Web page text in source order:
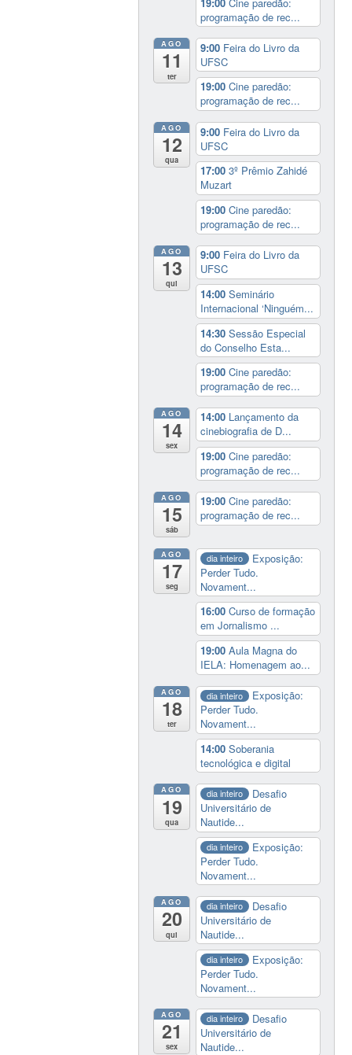
programação de rec...
AGO
11
ter
9:00 Feira do Livro da
UFSC
19:00Cine paredão:
programação de rec...
AGO
12
qua
9:00 Feira do Livro da
UFSC
17:003º Prêmio Zahidé
Muzart
19:00Cine paredão:
programação de rec...
AGO
13
qui
9:00 Feira do Livro da
UFSC
14:00Seminário
Internacional ‘Ninguém...
14:30Sessão Especial
do Conselho Esta...
19:00Cine paredão:
programação de rec...
AGO
14
sex
14:00 Lançamento da
cinebiografia de D...
19:00Cine paredão:
programação de rec...
AGO
15
sáb
19:00Cine paredão:
programação de rec...
AGO
17
seg
dia inteiro
Exposição:
Perder Tudo.
Novament...
16:00Curso de formação
em Jornalismo ...
19:00Aula Magna do
IELA: Homenagem ao...
AGO
18
ter
dia inteiro
Exposição:
Perder Tudo.
Novament...
14:00Soberania
tecnológica e digital
AGO
19
qua
dia inteiro
Desafio
Universitário de
Nautide...
dia inteiro
Exposição:
Perder Tudo.
Novament...
AGO
20
qui
dia inteiro
Desafio
Universitário de
Nautide...
dia inteiro
Exposição:
Perder Tudo.
Novament...
AGO
21
sex
dia inteiro
Desafio
Universitário de
Nautide...